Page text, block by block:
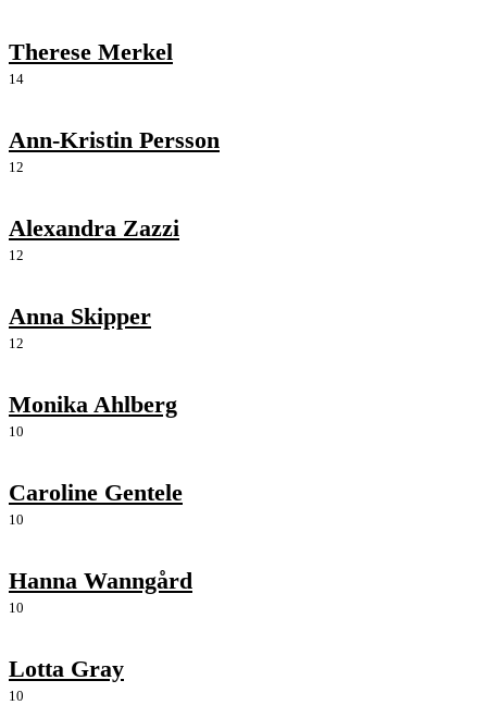
Therese Merkel
14
Ann-Kristin Persson
12
Alexandra Zazzi
12
Anna Skipper
12
Monika Ahlberg
10
Caroline Gentele
10
Hanna Wanngård
10
Lotta Gray
10